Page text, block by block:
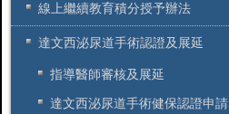
線上繼續教育積分授予辦法
達文西泌尿道手術認證及展延
指導醫師審核及展延
達文西泌尿道手術健保認證申請